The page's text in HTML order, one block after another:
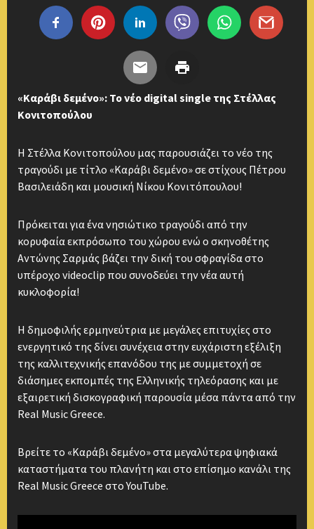
«Καράβι δεμένο»: Το νέο digital single της Στέλλας
Κονιτοπούλου
Η Στέλλα Κονιτοπούλου μας παρουσιάζει το νέο της
τραγούδι με τίτλο «Καράβι δεμένο» σε στίχους Πέτρου
Βασιλειάδη και μουσική Νίκου Κονιτόπουλου!
Πρόκειται για ένα νησιώτικο τραγούδι από την
κορυφαία εκπρόσωπο του χώρου ενώ ο σκηνοθέτης
Αντώνης Σαρμάς βάζει την δική του σφραγίδα στο
υπέροχο videoclip που συνοδεύει την νέα αυτή
κυκλοφορία!
Η δημοφιλής ερμηνεύτρια με μεγάλες επιτυχίες στο
ενεργητικό της δίνει συνέχεια στην ευχάριστη εξέλιξη
της καλλιτεχνικής επανόδου της με συμμετοχή σε
διάσημες εκπομπές της Ελληνικής τηλεόρασης και με
εξαιρετική δισκογραφική παρουσία μέσα πάντα από την
Real Music Greece.
Βρείτε το «Καράβι δεμένο» στα μεγαλύτερα ψηφιακά
καταστήματα του πλανήτη και στο επίσημο κανάλι της
Real Music Greece στο YouTube.